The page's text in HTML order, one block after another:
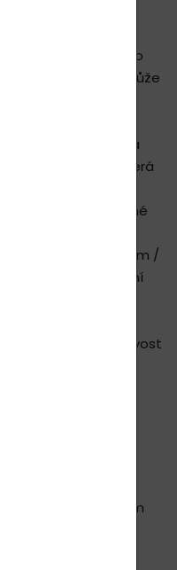
(dentinu)?
čištění zubů nebo
pozornost, může
zuby bude
kyselé potraviny a
zubní sklovině, která
na teplo.
jídla nebo mražené
zuby.
sklovina nejsilnějším /
těle, časté škrábání
ztenčení.
plaku a
dočasnou citlivost
zubů, které jsou
citlivosti.
a pastou,
zubní prohlídky vám